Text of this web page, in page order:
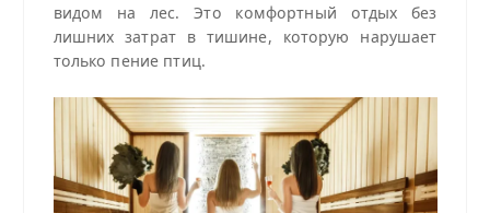
видом на лес. Это комфортный отдых без
лишних затрат в тишине, которую нарушает
только пение птиц.